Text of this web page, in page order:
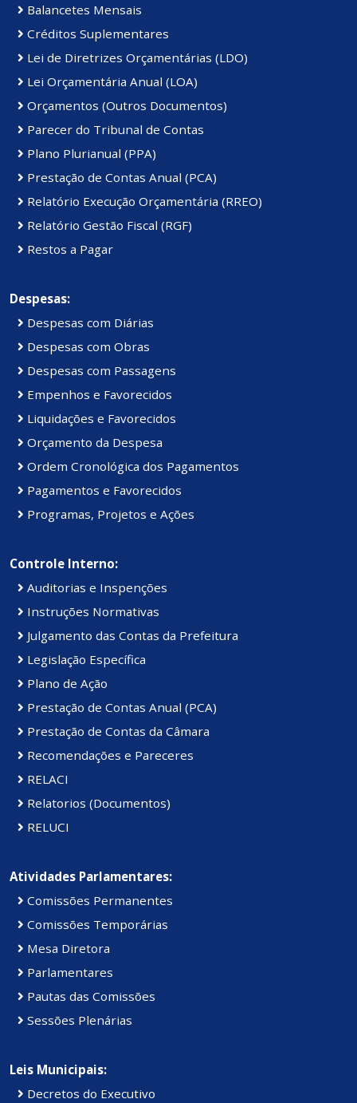
Balancetes Mensais
Créditos Suplementares
Lei de Diretrizes Orçamentárias (LDO)
Lei Orçamentária Anual (LOA)
Orçamentos (Outros Documentos)
Parecer do Tribunal de Contas
Plano Plurianual (PPA)
Prestação de Contas Anual (PCA)
Relatório Execução Orçamentária (RREO)
Relatório Gestão Fiscal (RGF)
Restos a Pagar
Despesas:
Despesas com Diárias
Despesas com Obras
Despesas com Passagens
Empenhos e Favorecidos
Liquidações e Favorecidos
Orçamento da Despesa
Ordem Cronológica dos Pagamentos
Pagamentos e Favorecidos
Programas, Projetos e Ações
Controle Interno:
Auditorias e Inspenções
Instruções Normativas
Julgamento das Contas da Prefeitura
Legislação Específica
Plano de Ação
Prestação de Contas Anual (PCA)
Prestação de Contas da Câmara
Recomendações e Pareceres
RELACI
Relatorios (Documentos)
RELUCI
Atividades Parlamentares:
Comissões Permanentes
Comissões Temporárias
Mesa Diretora
Parlamentares
Pautas das Comissões
Sessões Plenárias
Leis Municipais:
Decretos do Executivo